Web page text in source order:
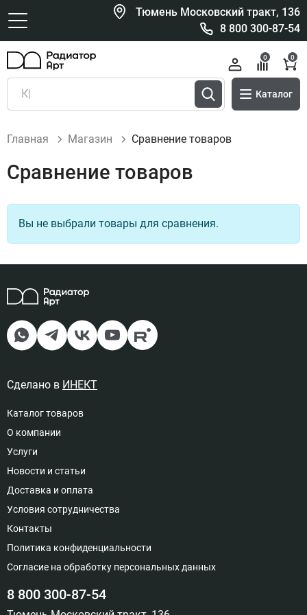
Тюмень Московский тракт, 136
8 800 300-87-54
Каталог
0 0
Главная Магазин Сравнение товаров
Сравнение товаров
Вы не выбрали товары для сравнения.
Сделано в ИНЕКТ
Каталог товаров
О компании
Услуги
Новости и статьи
Доставка и оплата
Условия сотрудничества
Контакты
Политика конфиденциальности
Согласие на обработку персональных данных
8 800 300-87-54